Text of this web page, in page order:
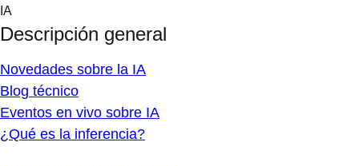
Skip
content
IA
Descripción general
Novedades sobre la IA
Blog técnico
Eventos en vivo sobre IA
¿Qué es la inferencia?